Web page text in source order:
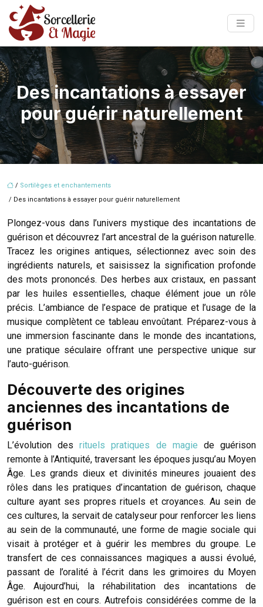
Des incantations à essayer
pour guérir naturellement
/ Sortilèges et enchantements
/ Des incantations à essayer pour guérir naturellement
Plongez-vous dans l’univers mystique des incantations de
guérison et découvrez l’art ancestral de la guérison naturelle.
Tracez les origines antiques, sélectionnez avec soin des
ingrédients naturels, et saisissez la signification profonde
des mots prononcés. Des herbes aux cristaux, en passant
par les huiles essentielles, chaque élément joue un rôle
précis. L’ambiance de l’espace de pratique et l’usage de la
musique complètent ce tableau envoûtant. Préparez-vous à
une immersion fascinante dans le monde des incantations,
une pratique séculaire offrant une perspective unique sur
l’auto-guérison.
Découverte des origines
anciennes des incantations de
guérison
L’évolution desrituels pratiques de magie de guérison
remonte à l’Antiquité, traversant les époques jusqu’au Moyen
Âge. Les grands dieux et divinités mineures jouaient des
rôles dans les pratiques d’incantation de guérison, chaque
culture ayant ses propres rituels et croyances. Au sein de
ces cultures, la servait de catalyseur pour renforcer les liens
au sein de la communauté, une forme de magie sociale qui
visait à protéger et à guérir les membres du groupe. Le
transfert de ces connaissances magiques a aussi évolué,
passant de l’oralité à l’écrit dans les grimoires du Moyen
Âge. Aujourd’hui, la réhabilitation des incantations de
guérison est en cours. Autrefois considérées comme de la